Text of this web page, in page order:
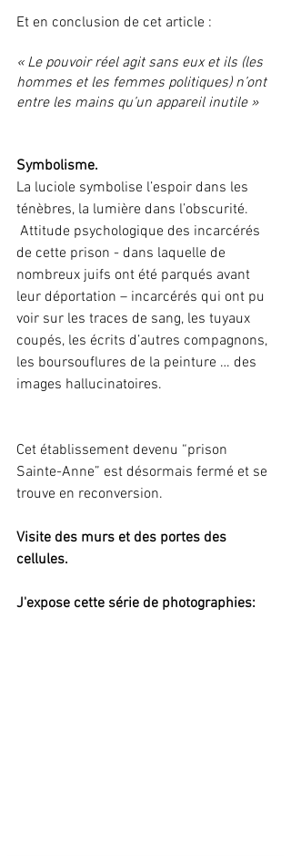
Et en conclusion de cet article :
« Le pouvoir réel agit sans eux et ils (les
hommes et les femmes politiques) n’ont
entre les mains qu’un appareil inutile »
Symbolisme.
La luciole symbolise l’espoir dans les
ténèbres, la lumière dans l’obscurité.
de cette prison - dans laquelle de
nombreux juifs ont été parqués avant
leur déportation – incarcérés qui ont pu
voir sur les traces de sang, les tuyaux
coupés, les écrits d’autres compagnons,
les boursouflures de la peinture … des
images hallucinatoires.
Cet établissement devenu “prison
Sainte-Anne” est désormais fermé et se
trouve en reconversion.
Visite des murs et des portes des
cellules.
J'expose cette série de photographies: